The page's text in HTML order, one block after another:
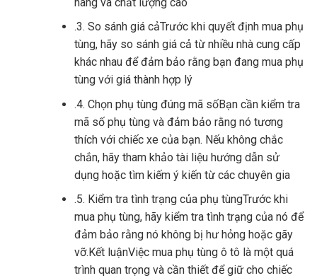
.3. So sánh giá cảTrước khi quyết định mua phụ
tùng, hãy so sánh giá cả từ nhiều nhà cung cấp
khác nhau để đảm bảo rằng bạn đang mua phụ
tùng với giá thành hợp lý
.4. Chọn phụ tùng đúng mã sốBạn cần kiểm tra
mã số phụ tùng và đảm bảo rằng nó tương
thích với chiếc xe của bạn. Nếu không chắc
chắn, hãy tham khảo tài liệu hướng dẫn sử
dụng hoặc tìm kiếm ý kiến ​​từ các chuyên gia
.5. Kiểm tra tình trạng của phụ tùngTrước khi
mua phụ tùng, hãy kiểm tra tình trạng của nó để
đảm bảo rằng nó không bị hư hỏng hoặc gãy
vỡ.Kết luậnViệc mua phụ tùng ô tô là một quá
trình quan trọng và cần thiết để giữ cho chiếc